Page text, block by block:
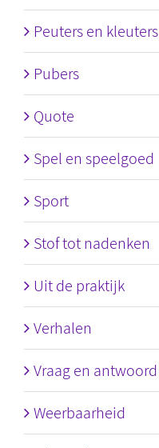
Peuters en kleuters
Pubers
Quote
Spel en speelgoed
Sport
Stof tot nadenken
Uit de praktijk
Verhalen
Vraag en antwoord
Weerbaarheid